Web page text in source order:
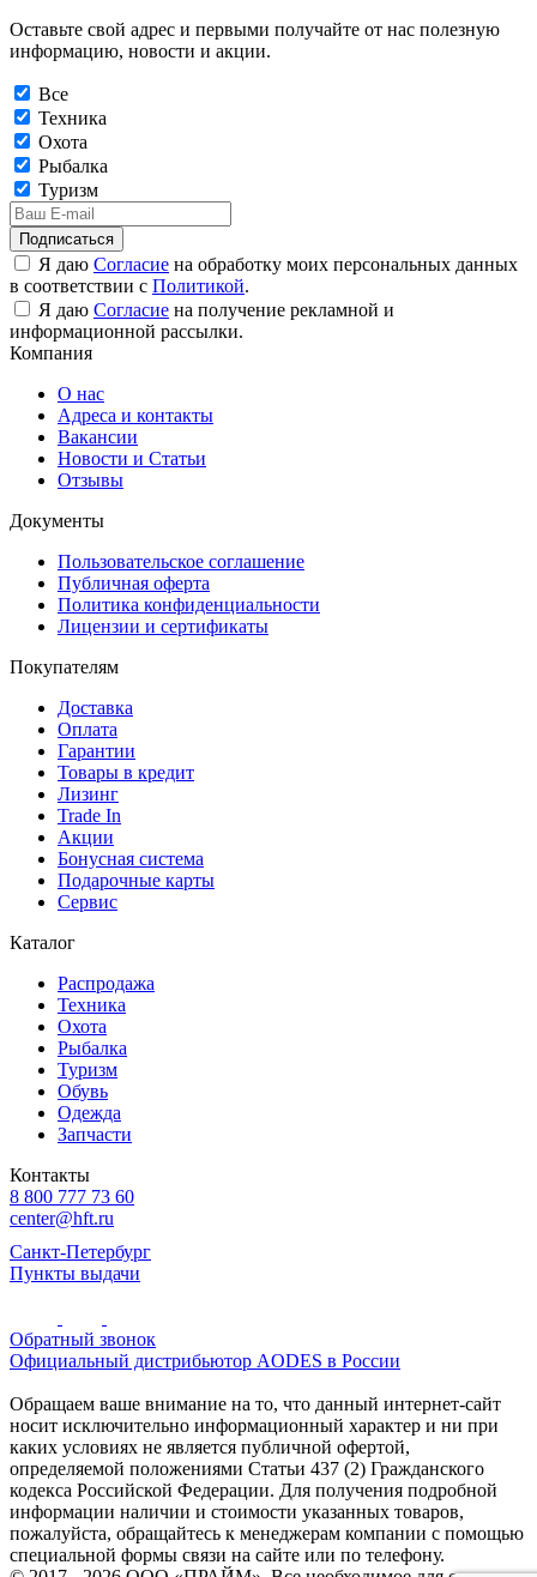
Оставьте свой адрес и первыми получайте от нас полезную
информацию, новости и акции.
Все
Техника
Охота
Рыбалка
Туризм
Подписаться
Я даю Согласие на обработку моих персональных данных
в соответствии с Политикой.
Я даю Согласие на получение рекламной и
информационной рассылки.
Компания
О нас
Адреса и контакты
Вакансии
Новости и Статьи
Отзывы
Документы
Пользовательское соглашение
Публичная оферта
Политика конфиденциальности
Лицензии и сертификаты
Покупателям
Доставка
Оплата
Гарантии
Товары в кредит
Лизинг
Trade In
Акции
Бонусная система
Подарочные карты
Сервис
Каталог
Распродажа
Техника
Охота
Рыбалка
Туризм
Обувь
Одежда
Запчасти
Контакты
8 800 777 73 60
center@hft.ru
Санкт-Петербург
Пункты выдачи
Обратный звонок
Официальный дистрибьютор AODES в России
Обращаем ваше внимание на то, что данный интернет-сайт
носит исключительно информационный характер и ни при
каких условиях не является публичной офертой,
определяемой положениями Статьи 437 (2) Гражданского
кодекса Российской Федерации. Для получения подробной
информации наличии и стоимости указанных товаров,
пожалуйста, обращайтесь к менеджерам компании с помощью
специальной формы связи на сайте или по телефону.